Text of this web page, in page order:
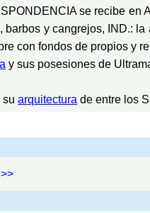
se recibe en
barbos y cangrejos, IND.: la
con fondos de propios y
y sus posesiones de
su arquitectura de entre los